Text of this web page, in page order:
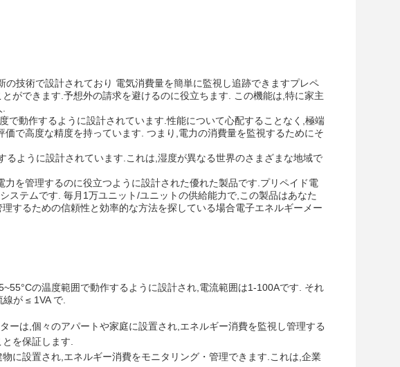
技術で設計されており 電気消費量を簡単に監視し追跡できますプレペ
ができます.予想外の請求を避けるのに役立ちます. この機能は,特に家主
で動作するように設計されています.性能について心配することなく,極端
で高度な精度を持っています. つまり,電力の消費量を監視するためにそ
ように設計されています.これは,湿度が異なる世界のさまざまな地域で
を管理するのに役立つように設計された優れた製品です.プリペイド電
ステムです. 毎月1万ユニット/ユニットの供給能力で,この製品はあなた
するための信頼性と効率的な方法を探している場合電子エネルギーメー
の温度範囲で動作するように設計され,電流範囲は1-100Aです. それ
が ≤ 1VA で.
ーは,個々のアパートや家庭に設置され,エネルギー消費を監視し管理する
を保証します.
に設置され,エネルギー消費をモニタリング・管理できます.これは,企業